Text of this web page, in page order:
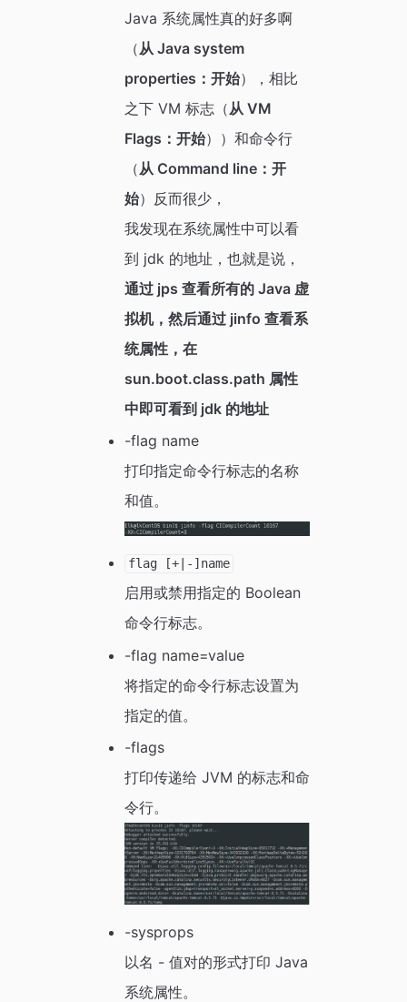
Java 系统属性真的好多啊
（ 从 Java system
properties：开始），相比
之下 VM 标志（ 从 VM
Flags：开始））和命令行
（ 从 Command line：开
始）反而很少，
我发现在系统属性中可以看
到 jdk 的地址，也就是说，
通过 jps 查看所有的 Java 虚
拟机，然后通过 jinfo 查看系
统属性，在
sun.boot.class.path 属性
中即可看到 jdk 的地址
-flag name
打印指定命令行标志的名称
和值。
flag [+|-]name
启用或禁用指定的 Boolean
命令行标志。
-flag name=value
将指定的命令行标志设置为
指定的值。
-flags
打印传递给 JVM 的标志和命
令行。
-sysprops
以名 - 值对的形式打印 Java
系统属性。